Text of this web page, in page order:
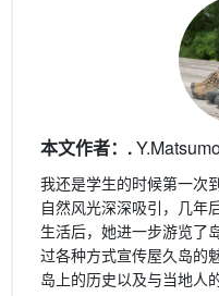
本文作者：.
我还是学生的时候第一次
自然风光深深吸引，几年
生活后，她进一步游览了
过各种方式宣传屋久岛的
岛上的历史以及与当地人